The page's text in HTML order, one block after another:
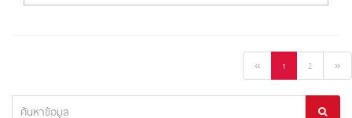
« 1 2 »